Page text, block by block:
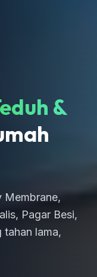
&
Membrane,
Pagar Besi,
tahan lama,